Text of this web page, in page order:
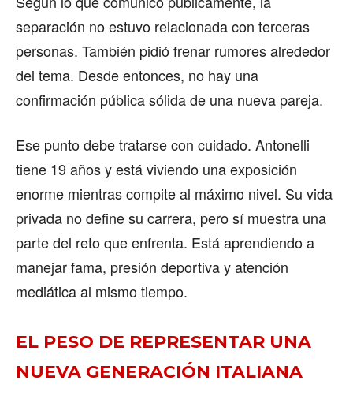
separación no estuvo relacionada con terceras
personas. También pidió frenar rumores alrededor
del tema. Desde entonces, no hay una
confirmación pública sólida de una nueva pareja.
Ese punto debe tratarse con cuidado. Antonelli
tiene 19 años y está viviendo una exposición
enorme mientras compite al máximo nivel. Su vida
privada no define su carrera, pero sí muestra una
parte del reto que enfrenta. Está aprendiendo a
manejar fama, presión deportiva y atención
mediática al mismo tiempo.
EL PESO DE REPRESENTAR UNA
NUEVA GENERACIÓN ITALIANA